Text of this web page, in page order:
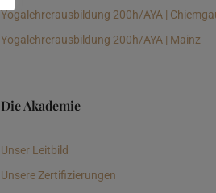
Yogalehrerausbildung 200h/AYA |
Yogalehrerausbildung 200h/AYA | Mainz
Die Akademie
Unser Leitbild
Unsere Zertifizierungen